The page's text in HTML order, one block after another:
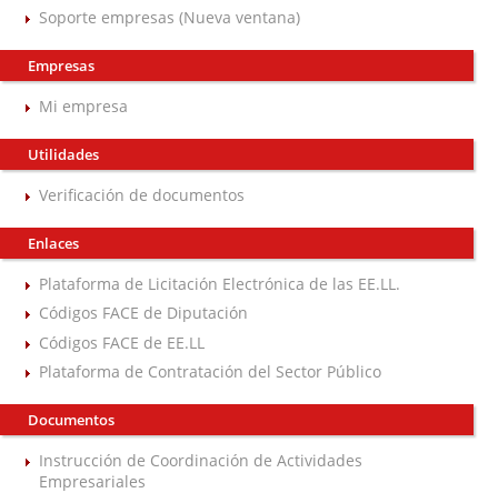
Soporte empresas (Nueva ventana)
Empresas
Mi empresa
Utilidades
Verificación de documentos
Enlaces
Plataforma de Licitación Electrónica de las EE.LL.
Códigos FACE de Diputación
Códigos FACE de EE.LL
Plataforma de Contratación del Sector Público
Documentos
Instrucción de Coordinación de Actividades
Empresariales